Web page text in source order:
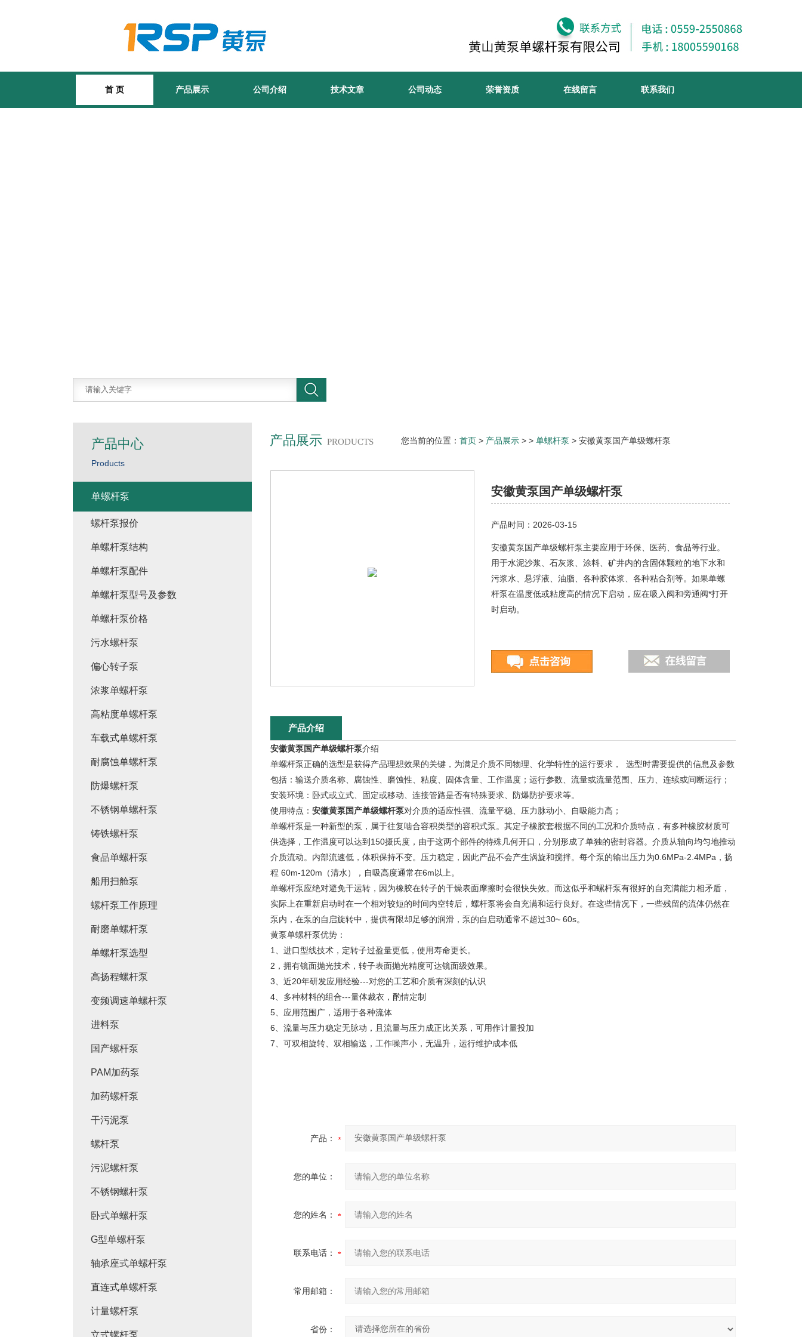
首 页 产品展示 公司介绍 技术文章 公司动态 荣誉资质 在线留言 联系我们
产品展示 PRODUCTS 您当前的位置： 首页 > 产品展示 > > 单螺杆泵 > 安徽黄泵国产单级螺杆泵
安徽黄泵国产单级螺杆泵
产品时间：2026-03-15
安徽黄泵国产单级螺杆泵主要应用于环保、医药、食品等行业。
用于水泥沙浆、石灰浆、涂料、矿井内的含固体颗粒的地下水和
污浆水、悬浮液、油脂、各种胶体浆、各种粘合剂等。如果单螺
杆泵在温度低或粘度高的情况下启动，应在吸入阀和旁通阀*打开
时启动。
产品介绍
安徽黄泵国产单级螺杆泵介绍
单螺杆泵正确的选型是获得产品理想效果的关键，为满足介质不同物理、化学特性的运行要求， 选型时需要提供的信息及参数
包括：输送介质名称、腐蚀性、磨蚀性、粘度、固体含量、工作温度；运行参数、流量或流量范围、压力、连续或间断运行；
安装环境：卧式或立式、固定或移动、连接管路是否有特殊要求、防爆防护要求等。
使用特点： 安徽黄泵国产单级螺杆泵对介质的适应性强、流量平稳、压力脉动小、自吸能力高；
单螺杆泵是一种新型的泵，属于往复啮合容积类型的容积式泵。其定子橡胶套根据不同的工况和介质特点，有多种橡胶材质可
供选择，工作温度可以达到150摄氏度，由于这两个部件的特殊几何开口，分别形成了单独的密封容器。介质从轴向均匀地推动
介质流动。内部流速低，体积保持不变。压力稳定，因此产品不会产生涡旋和搅拌。每个泵的输出压力为0.6MPa-2.4MPa，扬
程 60m-120m（清水），自吸高度通常在6m以上。
单螺杆泵应绝对避免干运转，因为橡胶在转子的干燥表面摩擦时会很快失效。而这似乎和螺杆泵有很好的自充满能力相矛盾，
实际上在重新启动时在一个相对较短的时间内空转后，螺杆泵将会自充满和运行良好。在这些情况下，一些残留的流体仍然在
泵内，在泵的自启旋转中，提供有限却足够的润滑，泵的自启动通常不超过30~ 60s。
黄泵单螺杆泵优势：
1、进口型线技术，定转子过盈量更低，使用寿命更长。
2，拥有镜面抛光技术，转子表面抛光精度可达镜面级效果。
3、近20年研发应用经验---对您的工艺和介质有深刻的认识
4、多种材料的组合---量体裁衣，酌情定制
5、应用范围广，适用于各种流体
6、流量与压力稳定无脉动，且流量与压力成正比关系，可用作计量投加
7、可双相旋转、双相输送，工作噪声小，无温升，运行维护成本低
产品：
您的单位：
您的姓名：
联系电话：
常用邮箱：
省份：
产品中心
Products
单螺杆泵
螺杆泵报价
单螺杆泵结构
单螺杆泵配件
单螺杆泵型号及参数
单螺杆泵价格
污水螺杆泵
偏心转子泵
浓浆单螺杆泵
高粘度单螺杆泵
车载式单螺杆泵
耐腐蚀单螺杆泵
防爆螺杆泵
不锈钢单螺杆泵
铸铁螺杆泵
食品单螺杆泵
船用扫舱泵
螺杆泵工作原理
耐磨单螺杆泵
单螺杆泵选型
高扬程螺杆泵
变频调速单螺杆泵
进料泵
国产螺杆泵
PAM加药泵
加药螺杆泵
干污泥泵
螺杆泵
污泥螺杆泵
不锈钢螺杆泵
卧式单螺杆泵
G型单螺杆泵
轴承座式单螺杆泵
直连式单螺杆泵
计量螺杆泵
立式螺杆泵